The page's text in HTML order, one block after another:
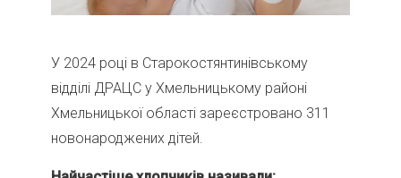
У 2024 році в Старокостянтинівському
відділі ДРАЦС у Хмельницькому районі
Хмельницької області зареєстровано 311
новонароджених дітей.